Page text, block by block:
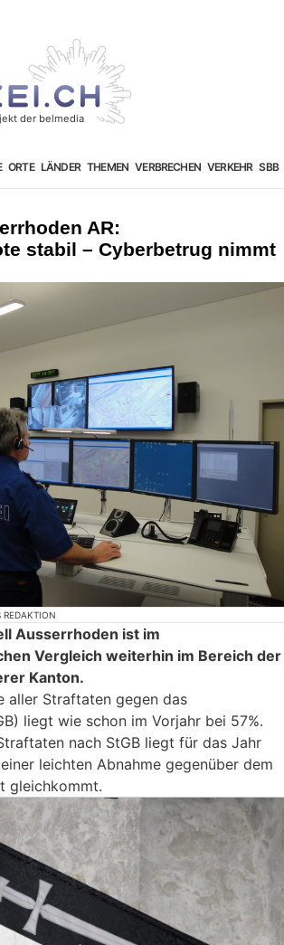
ORTE LÄNDER THEMEN VERBRECHEN VERKEHR SBB
AR:
stabil – Cyberbetrug nimmt
REDAKTION
Ausserrhoden ist im
Vergleich weiterhin im Bereich der
Kanton.
aller Straftaten gegen das
liegt wie schon im Vorjahr bei 57%.
nach StGB liegt für das Jahr
leichten Abnahme gegenüber dem
gleichkommt.